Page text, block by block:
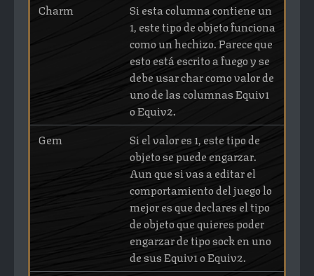
Charm
Si esta columna contiene un
1, este tipo de objeto funciona
como un hechizo. Parece que
esto está escrito a fuego y se
debe usar char como valor de
uno de las columnas Equiv1
o Equiv2.
Gem
Si el valor es 1, este tipo de
objeto se puede engarzar.
Aun que si vas a editar el
comportamiento del juego lo
mejor es que declares el tipo
de objeto que quieres poder
engarzar de tipo sock en uno
de sus Equiv1 o Equiv2.